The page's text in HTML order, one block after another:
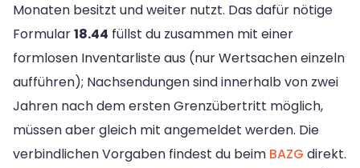
Monaten besitzt und weiter nutzt. Das dafür nötige
Formular18.44 füllst du zusammen mit einer
formlosen Inventarliste aus (nur Wertsachen einzeln
aufführen); Nachsendungen sind innerhalb von zwei
Jahren nach dem ersten Grenzübertritt möglich,
müssen aber gleich mit angemeldet werden. Die
verbindlichen Vorgaben findest du beim BAZG direkt.